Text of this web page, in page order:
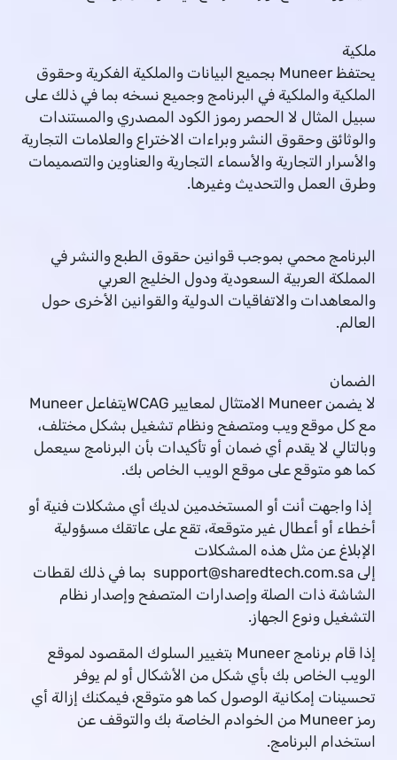
ملكية
يحتفظ Muneer بجميع البيانات والملكية الفكرية وحقوق
الملكية والملكية في البرنامج وجميع نسخه بما في ذلك على
سبيل المثال لا الحصر رموز الكود المصدري والمستندات
والوثائق وحقوق النشر وبراءات الاختراع والعلامات التجارية
والأسرار التجارية والأسماء التجارية والعناوين والتصميمات
وطرق العمل والتحديث وغيرها.
البرنامج محمي بموجب قوانين حقوق الطبع والنشر في
المملكة العربية السعودية ودول الخليج العربي
والمعاهدات والاتفاقيات الدولية والقوانين الأخرى حول
العالم.
الضمان
لا يضمن Muneer الامتثال لمعايير WCAG يتفاعل Muneer
مع كل موقع ويب ومتصفح ونظام تشغيل بشكل مختلف،
وبالتالي لا يقدم أي ضمان أو تأكيدات بأن البرنامج سيعمل
كما هو متوقع على موقع الويب الخاص بك.
إذا واجهت أنت أو المستخدمين لديك أي مشكلات فنية أو
أخطاء أو أعطال غير متوقعة، تقع على عاتقك مسؤولية
الإبلاغ عن مثل هذه المشكلات
إلى support@sharedtech.com.sa بما في ذلك لقطات
الشاشة ذات الصلة وإصدارات المتصفح وإصدار نظام
التشغيل ونوع الجهاز.
إذا قام برنامج Muneer بتغيير السلوك المقصود لموقع
الويب الخاص بك بأي شكل من الأشكال أو لم يوفر
تحسينات إمكانية الوصول كما هو متوقع، فيمكنك إزالة أي
رمز Muneer من الخوادم الخاصة بك والتوقف عن
استخدام البرنامج.